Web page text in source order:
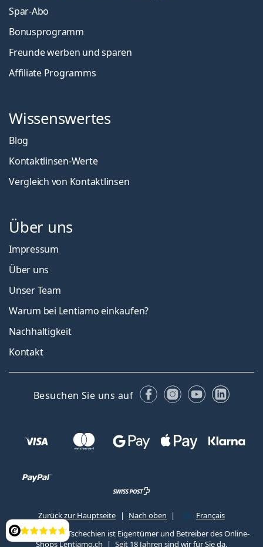
Bewertung
Spar-Abo
Bonusprogramm
Freunde werben und sparen
Affiliate Programms
Wissenswertes
Blog
Kontaktlinsen-Werte
Vergleich von Kontaktlinsen
Über uns
Impressum
Über uns
Unser Team
Warum bei Lentiamo einkaufen?
Nachhaltigkeit
Kontakt
Besuchen Sie uns auf FacebookInstagram
YouTube
Zurück zur Hauptseite Nach oben
Français
Lentiamo s.r.o., Tschechien ist Eigentümer und Betreiber des Online-
Shops Lentiamo.ch
Seit 18 Jahren sind wir für Sie da.